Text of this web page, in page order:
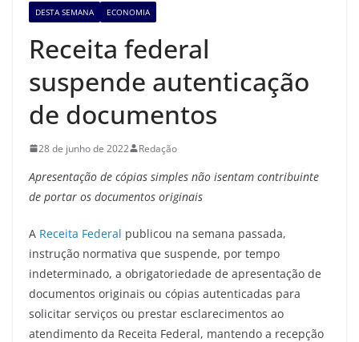
DESTA SEMANA ECONOMIA
Receita federal
suspende autenticação
de documentos
28 de junho de 2022 Redação
Apresentação de cópias simples não isentam contribuinte
de portar os documentos originais
A Receita Federal publicou na semana passada,
instrução normativa que suspende, por tempo
indeterminado, a obrigatoriedade de apresentação de
documentos originais ou cópias autenticadas para
solicitar serviços ou prestar esclarecimentos ao
atendimento da Receita Federal, mantendo a recepção